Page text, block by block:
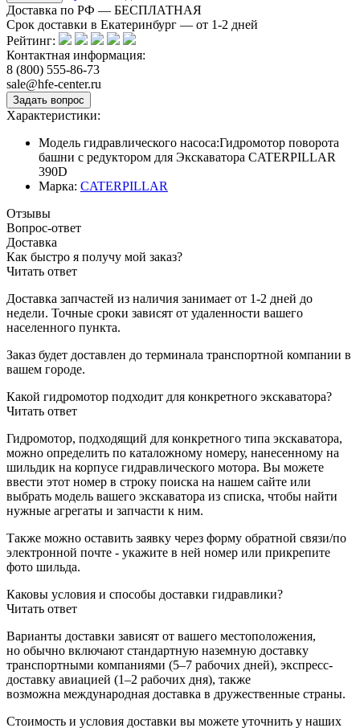
Доставка по РФ — БЕСПЛАТНАЯ
Срок доставки в Екатеринбург — от 1-2 дней
Рейтинг:
Контактная информация:
8 (800) 555-86-73
sale@hfe-center.ru
Характеристики:
Модель гидравлического насоса:Гидромотор поворота
башни с редуктором для Экскаватора CATERPILLAR
390D
Марка: CATERPILLAR
Отзывы
Вопрос-ответ
Доставка
Как быстро я получу мой заказ?
Читать ответ
Доставка запчастей из наличия занимает от 1-2 дней до
недели. Точные сроки зависят от удаленности вашего
населенного пункта.
Заказ будет доставлен до терминала транспортной компании в
вашем городе.
Какой гидромотор подходит для конкретного экскаватора?
Читать ответ
Гидромотор, подходящий для конкретного типа экскаватора,
можно определить по каталожному номеру, нанесенному на
шильдик на корпусе гидравлического мотора. Вы можете
ввести этот номер в строку поиска на нашем сайте или
выбрать модель вашего экскаватора из списка, чтобы найти
нужные агрегаты и запчасти к ним.
Также можно оставить заявку через форму обратной связи/по
электронной почте - укажите в ней номер или прикрепите
фото шильда.
Каковы условия и способы доставки гидравлики?
Читать ответ
Варианты доставки зависят от вашего местоположения,
но обычно включают стандартную наземную доставку
транспортными компаниями (5–7 рабочих дней), экспресс-
доставку авиацией (1–2 рабочих дня), также
возможна международная доставка в дружественные страны.
Стоимость и условия доставки вы можете уточнить у наших